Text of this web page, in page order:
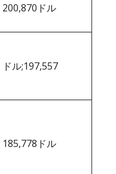
200,870ドル
ドル;197,557
185,778ドル